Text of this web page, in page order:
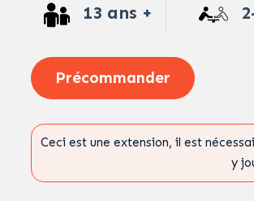
13 ans +
Précommander
Ceci est une extension, il est
y